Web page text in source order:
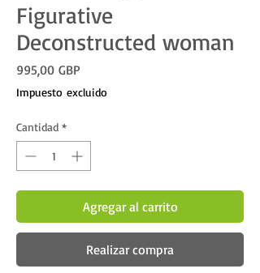
Figurative
Deconstructed woman
995,00 GBPPrecio
Impuesto excluido
Cantidad *
Agregar al carrito
Realizar compra